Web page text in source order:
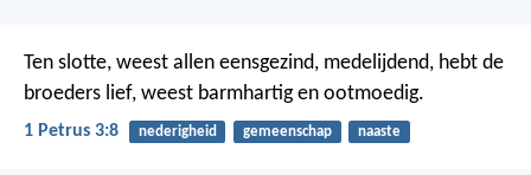
Ten slotte, weest allen eensgezind, medelijdend, hebt de
broeders lief, weest barmhartig en ootmoedig.
1 Petrus 3:8 nederigheid gemeenschap naaste